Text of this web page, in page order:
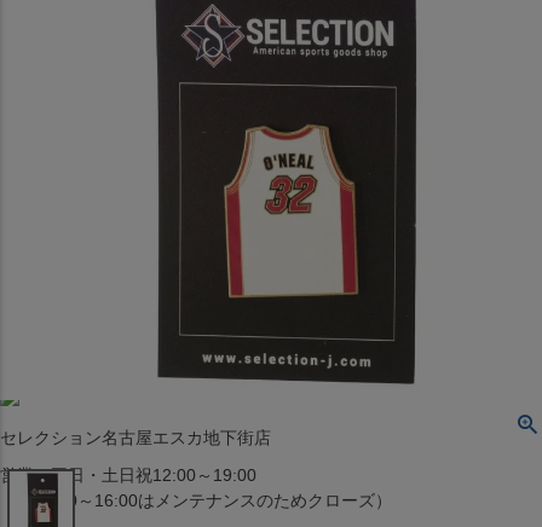
セレクション名古屋エスカ地下街店
営業：平日・土日祝12:00～19:00
（※15:00～16:00はメンテナンスのためクローズ）